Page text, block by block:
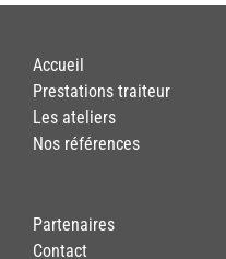
Accueil
Prestations traiteur
Les ateliers
Nos références
Partenaires
Contact